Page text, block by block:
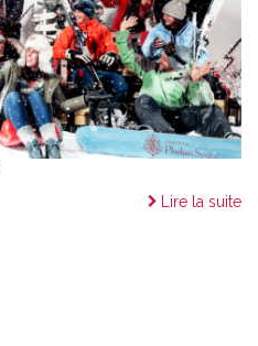
Lire la suite